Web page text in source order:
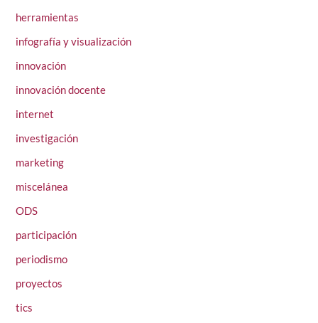
herramientas
infografía y visualización
innovación
innovación docente
internet
investigación
marketing
miscelánea
ODS
participación
periodismo
proyectos
tics